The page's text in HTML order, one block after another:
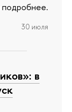
подробнее.
30 июля
в